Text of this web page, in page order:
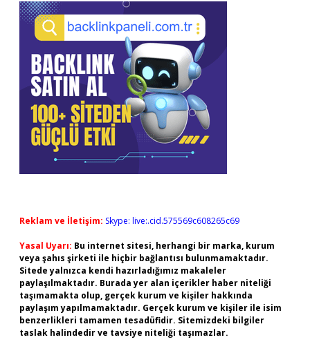
Reklam ve İletişim: Skype: live:.cid.575569c608265c69
Yasal Uyarı: Bu internet sitesi, herhangi bir marka, kurum
veya şahıs şirketi ile hiçbir bağlantısı bulunmamaktadır.
Sitede yalnızca kendi hazırladığımız makaleler
paylaşılmaktadır. Burada yer alan içerikler haber niteliği
taşımamakta olup, gerçek kurum ve kişiler hakkında
paylaşım yapılmamaktadır. Gerçek kurum ve kişiler ile isim
benzerlikleri tamamen tesadüfidir. Sitemizdeki bilgiler
taslak halindedir ve tavsiye niteliği taşımazlar.